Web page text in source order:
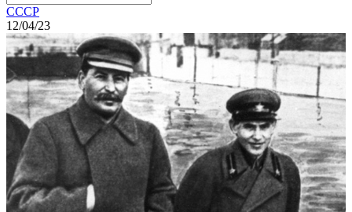
СССР
12/04/23